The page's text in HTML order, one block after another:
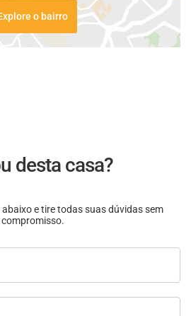
o bairro
desta casa?
e tire todas suas dúvidas sem
compromisso.